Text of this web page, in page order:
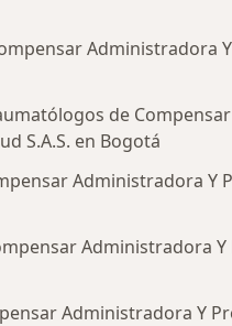
Administradora
de
S.A.S. en Bogotá
Administradora Y
Administradora Y
Administradora Y